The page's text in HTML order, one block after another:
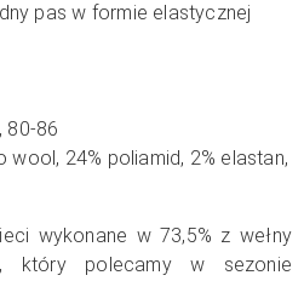
pas w formie elastycznej
80-86
wool, 24% poliamid, 2% elastan,
wykonane w 73,5% z wełny
który polecamy w sezonie